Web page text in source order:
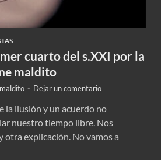
cuarto del s.XXI por la
maldito
- Dejar un comentario
la ilusión y un acuerdo no
nuestro tiempo libre. Nos
otra explicación. No vamos a